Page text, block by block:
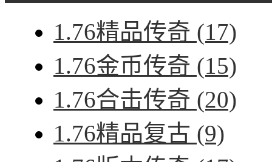
1.76精品传奇 (17)
1.76金币传奇 (15)
1.76合击传奇 (20)
1.76精品复古 (9)